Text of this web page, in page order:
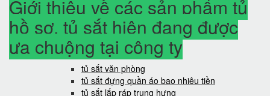
Giới thiệu về các sản phẩm tủ
hồ sơ, tủ sắt hiện đang được
ưa chuộng tại công ty
tủ sắt văn phòng
tủ sắt đựng quần áo bao nhiêu tiền
tủ sắt lắp ráp trung hưng